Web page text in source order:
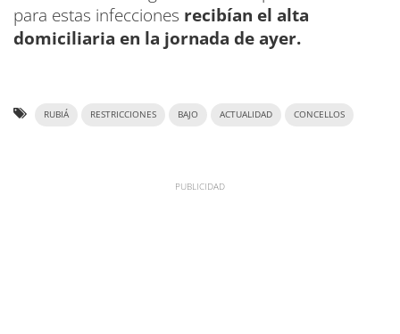
para estas infecciones recibían el alta
domiciliaria en la jornada de ayer.
RUBIÁ RESTRICCIONES BAJO ACTUALIDAD CONCELLOS